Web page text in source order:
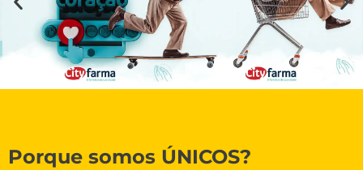
Porque somos ÚNICOS?